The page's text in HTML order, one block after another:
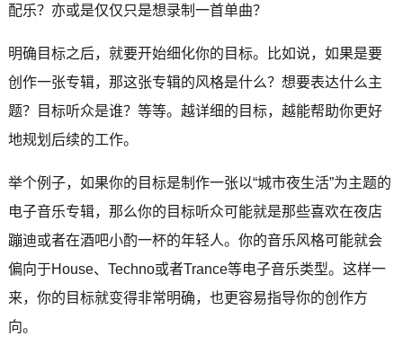
配乐？亦或是仅仅只是想录制一首单曲？
明确目标之后，就要开始细化你的目标。比如说，如果是要
创作一张专辑，那这张专辑的风格是什么？想要表达什么主
题？目标听众是谁？等等。越详细的目标，越能帮助你更好
地规划后续的工作。
举个例子，如果你的目标是制作一张以“城市夜生活”为主题的
电子音乐专辑，那么你的目标听众可能就是那些喜欢在夜店
蹦迪或者在酒吧小酌一杯的年轻人。你的音乐风格可能就会
偏向于House、Techno或者Trance等电子音乐类型。这样一
来，你的目标就变得非常明确，也更容易指导你的创作方
向。